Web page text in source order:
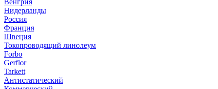
Венгрия
Нидерланды
Россия
Франция
Швеция
Токопроводящий линолеум
Forbo
Gerflor
Tarkett
Антистатический